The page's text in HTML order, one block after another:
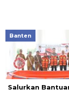
Banten
Salurkan